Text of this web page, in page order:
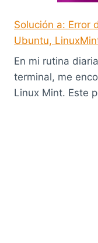
Solución a: Error
Ubuntu,
En mi rutina
terminal, me
Linux Mint. Este